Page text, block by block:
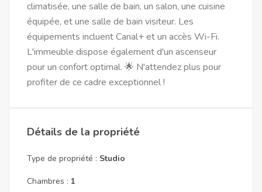
climatisée, une salle de bain, un salon, une cuisine
équipée, et une salle de bain visiteur. Les
équipements incluent Canal+ et un accès Wi-Fi.
L'immeuble dispose également d'un ascenseur
pour un confort optimal. 🌟 N'attendez plus pour
profiter de ce cadre exceptionnel !
Détails de la propriété
Type de propriété : Studio
Chambres : 1